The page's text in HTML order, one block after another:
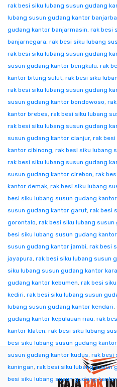
rak besi siku lubang susun gudang
lubang susun gudang kantor
gudang kantor banjarmasin, rak besi
banjarnegara, rak besi siku lubang
rak besi siku lubang susun gudang
susun gudang kantor bengkulu, rak
kantor bitung sulut, rak besi siku
rak besi siku lubang susun gudang
susun gudang kantor bondowoso,
kantor brebes, rak besi siku lubang
rak besi siku lubang susun gudang
susun gudang kantor cianjur, rak besi
kantor cibinong, rak besi siku lubang
rak besi siku lubang susun gudang
susun gudang kantor cirebon, rak
kantor demak, rak besi siku lubang
besi siku lubang susun gudang
susun gudang kantor garut, rak besi
gorontalo, rak besi siku lubang
besi siku lubang susun gudang
susun gudang kantor jambi, rak besi
jayapura, rak besi siku lubang susun
siku lubang susun gudang kantor
gudang kantor kebumen, rak besi
kediri, rak besi siku lubang susun
lubang susun gudang kantor kendari,
gudang kantor kepulauan riau, rak
kantor klaten, rak besi siku lubang
besi siku lubang susun gudang
susun gudang kantor kudus, rak besi
kuningan, rak besi siku lubang susun
besi siku lubang susun gudang